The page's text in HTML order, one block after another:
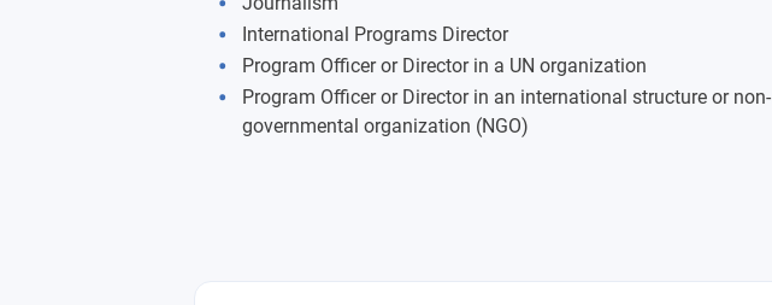
International Relations Theories
Power Shifts New Threats in the 21st Century
International Programs Director
Program Officer or Director in a UN organization
Program Officer or Director in an international structure or non-
governmental organization (NGO)